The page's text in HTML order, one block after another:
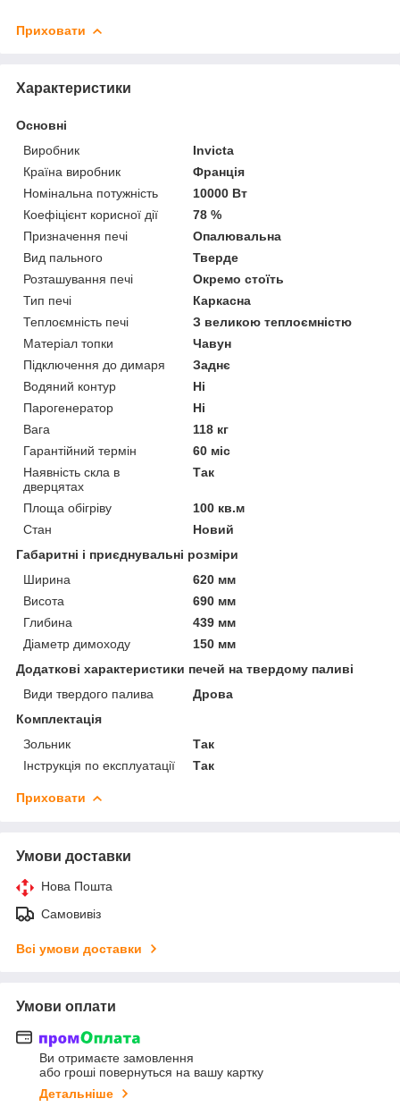
Приховати
Характеристики
Основні
Виробник
Invicta
Країна виробник
Франція
Номінальна потужність
10000 Вт
Коефіцієнт корисної дії
78 %
Призначення печі
Опалювальна
Вид пального
Тверде
Розташування печі
Окремо стоїть
Тип печі
Каркасна
Теплоємність печі
З великою теплоємністю
Матеріал топки
Чавун
Підключення до димаря
Заднє
Водяний контур
Ні
Парогенератор
Ні
Вага
118 кг
Гарантійний термін
60 міс
Наявність скла в
дверцятах
Так
Площа обігріву
100 кв.м
Стан
Новий
Габаритні і приєднувальні розміри
Ширина
620 мм
Висота
690 мм
Глибина
439 мм
Діаметр димоходу
150 мм
Додаткові характеристики печей на твердому паливі
Види твердого палива
Дрова
Комплектація
Зольник
Так
Інструкція по експлуатації
Так
Приховати
Умови доставки
Нова Пошта
Самовивіз
Всі умови доставки
Умови оплати
Ви отримаєте замовлення
або гроші повернуться на вашу картку
Детальніше